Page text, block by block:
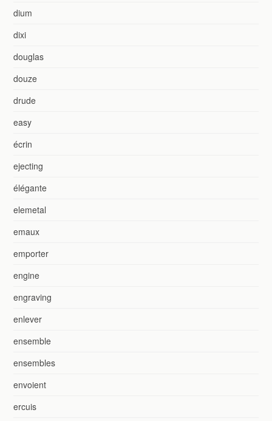
dium
dixi
douglas
douze
drude
easy
écrin
ejecting
élégante
elemetal
emaux
emporter
engine
engraving
enlever
ensemble
ensembles
envoient
ercuis